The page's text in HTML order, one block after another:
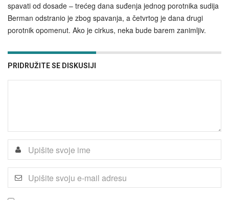
spavati od dosade – trećeg dana suđenja jednog porotnika sudija
Berman odstranio je zbog spavanja, a četvrtog je dana drugi
porotnik opomenut. Ako je cirkus, neka bude barem zanimljiv.
PRIDRUŽITE SE DISKUSIJI